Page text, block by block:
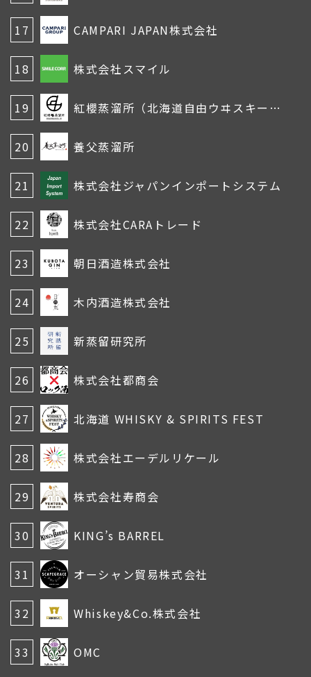
17 CAMPARI JAPAN株式会社
18 株式会社スマイル
19 紅櫻蒸溜所（北海道自由ウヰスキー株式会社）
20 養父蒸溜所
21 株式会社ジャパンインポートシステム
22 株式会社CARAトレード
23 朝日酒造株式会社
24 木内酒造株式会社
25 新蒸留研究所
26 株式会社都商会
27 北海道 WHISKY & SPIRITS FEST
28 株式会社エーデルリケール
29 株式会社寿商会
30 KING’s BARREL
31 オーシャン貿易株式会社
32 Whiskey&Co.株式会社
33 OMC